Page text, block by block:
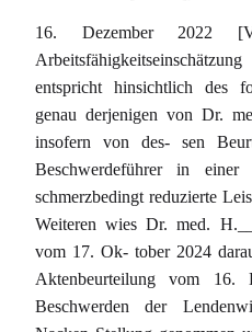
16. Dezember
entspricht hinsichtlich des
genau derjenigen von Dr.
insofern von des- sen
Beschwerdeführer in einer
schmerzbedingt reduzierte
Weiteren wies Dr. med.
vom 17. Ok- tober 2024
Aktenbeurteilung vom
Beschwerden der